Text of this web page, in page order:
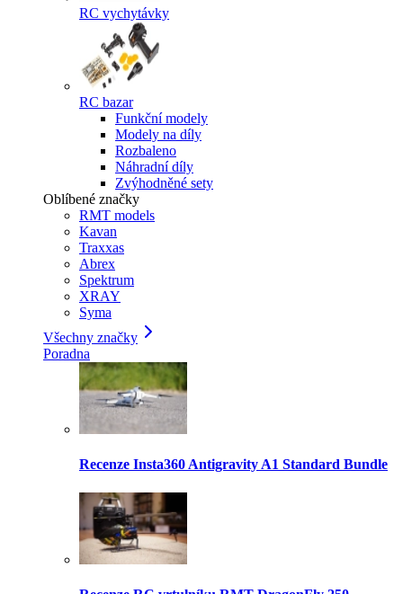
RC vychytávky
RC bazar
Funkční modely
Modely na díly
Rozbaleno
Náhradní díly
Zvýhodněné sety
Oblíbené značky
RMT models
Kavan
Traxxas
Abrex
Spektrum
XRAY
Syma
Všechny značky
Poradna
Recenze Insta360 Antigravity A1 Standard Bundle